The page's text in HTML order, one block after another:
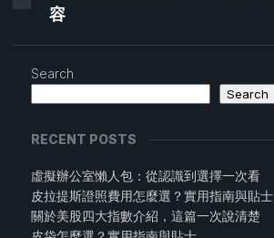
容
Search
Search
RECENT POSTS
虛擬辦公室懶人包：從認識到選擇一次看
皮拉提斯證照費用怎麼選？實用指南與貼士
關於美股四大指數介紹，這篇一次說清楚